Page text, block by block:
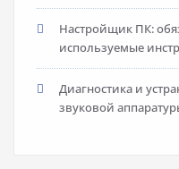
Настройщик ПК:
используемые
Диагностика и
звуковой